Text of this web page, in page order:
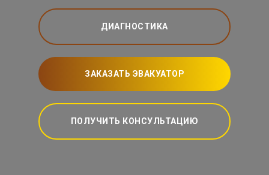
ДИАГНОСТИКА
ЗАКАЗАТЬ ЭВАКУАТОР
ПОЛУЧИТЬ КОНСУЛЬТАЦИЮ